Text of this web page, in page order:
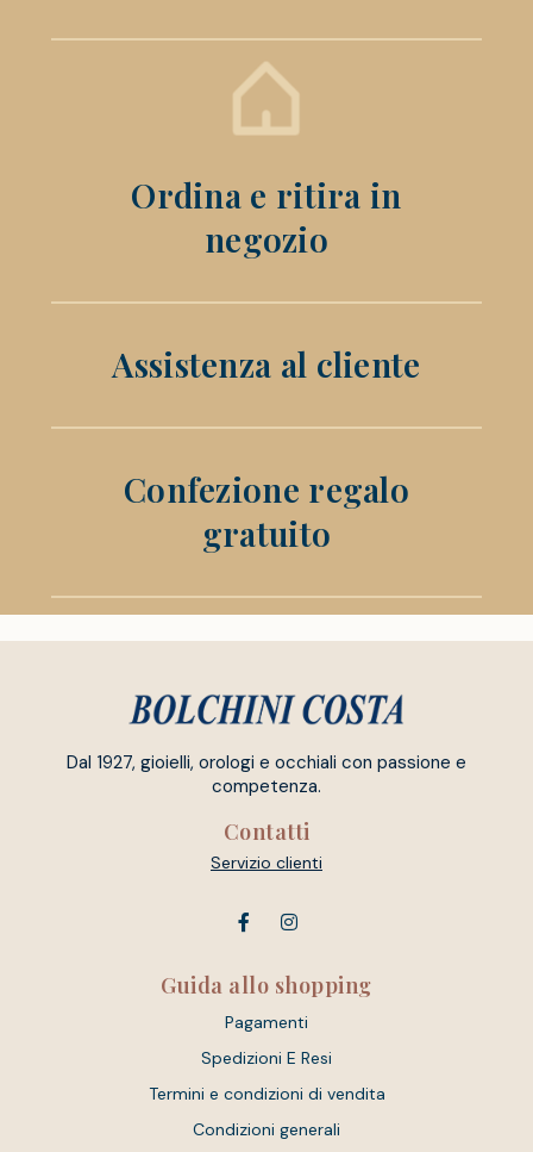
Ordina e ritira in
negozio
Assistenza al cliente
Confezione regalo
gratuito
Dal 1927, gioielli, orologi e occhiali con passione e
competenza.
Contatti
Servizio clienti
Guida allo shopping
Pagamenti
Spedizioni E Resi
Termini e condizioni di vendita
Condizioni generali